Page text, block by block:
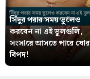
সিঁদুর পরার সময় ভুলেও
করবেন না এই ভুলগুলি,
সংসারে আসতে পারে ঘোর
বিপদ!